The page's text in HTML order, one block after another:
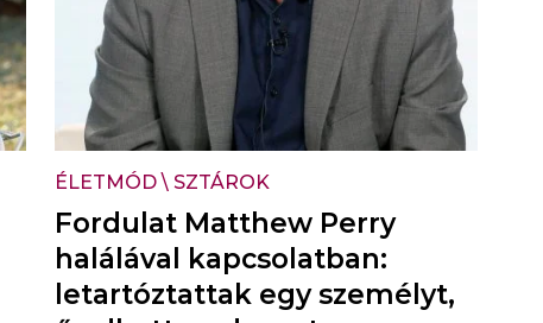
ÉLETMÓD\ SZTÁROK
Fordulat Matthew Perry
halálával kapcsolatban:
letartóztattak egy személyt,